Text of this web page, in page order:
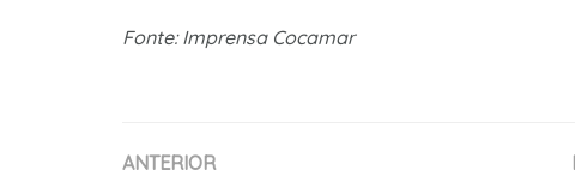
Fonte: Imprensa Cocamar
ANTERIOR